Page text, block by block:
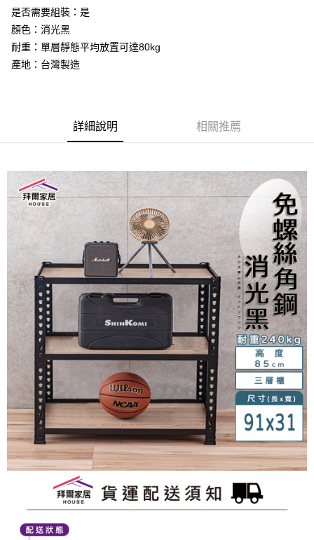
相關說明
【大哥付你分期使用說明】
1.本服務由台灣大哥大提供，台灣大哥大用戶可立即使用無須另外申請。
2.付款方式選擇「大哥付你分期」，訂單成立後會自動跳轉到大哥付的交易
成交易。
法說明評估內容。
【繳款方式說明】
1.分期款項不併入電信帳單，「大哥付你分期」於每月結算日後寄送繳費提
2.透過簡訊連結打開帳單後，可選擇「超商條碼／台灣大直營門市／銀行轉
帳／街口支付／iPASS MONEY」等通路繳費。
【注意事項】
1.本服務係由「台灣大哥大股份有限公司」（以下簡稱本公司）所提供，讓
用戶於交易時，得透過本服務購買商品或服務，並由商店將買賣／分期付款
買賣價金債權讓與本公司後，依約使用本公司帳單繳交帳款。
2.基於同意付款使用「大哥付你分期」之契約關係目的，商店將以您的個人
資料（包含姓名、電話或地址）提供予台灣大哥大進項蒐集、處理及利用，
由本公司與您本人進行分期帳單所需資料之確認、核對及更正。
3.完整用戶服務條款，請詳閱以下連結：https://oppay.tw/userRule
AFTEE先享後付
相關說明
【關於「AFTEE先享後付」】
３．安心：先確認商品／服務後，再付款。
結帳頁面，進行簡訊認證並確認金額後，即可完成結帳。
２．訂單成立數日內，您將收到繳費通知簡訊。
３．收到繳費通知簡訊後14天內，點擊此簡訊中的連結，可透過四大超商／
ATM／網路銀行／等多元方式進行付款，方視為交易完成。
※ 請注意：結帳手續完成當下不需立刻繳費，但若您需要取消訂單，請聯絡
購買商品的店家。未經商家同意取消之訂單仍視為有效，需透過AFTEE先享
後付繳納相關費用。
※ 交易是否成功請以「AFTEE先享後付 」之結帳頁面顯示為準，若有關於
是否繳費成功／繳費後需取消欲退款等相關疑問，請聯繫「AFTEE先享後付
客戶支援中心」
https://netprotections.freshdesk.com/support/home
【注意事項】
１．透過由恩沛科技股份有限公司提供之「AFTEE先享後付」服務完成之交
易，需依本服務之必要範圍內提供個人資料，並將交易相關給付款項請求債
權轉讓予恩沛科技股份有限公司。
２．關於個人資料處理事宜，請瀏覽以下網址：
https://aftee.tw/terms/#terms3
３．未成年的使用者請事先徵得法定代理人或監護人之同意方可使用
「AFTEE先享後付」，若未經同意申辦者引起之損失，本公司不負相關責
任。
４．使用「AFTEE先享後付」時，將依據個別帳號之用戶狀況，依本公司即
時審查核予不同之上限額度；若仍有額度不足之情形，本公司將視審查結果
請求用戶進行身份認證。
５．嚴禁一人註冊多個帳號或使用他人資訊註冊。若發現惡意使用之情形，
恩沛科技股份有限公司將有權停止該用戶之使用額度並採取法律行動。
ATM付款
是否需要組裝：是
顏色：消光黑
耐重：單層靜態平均放置可達80kg
產地：台灣製造
詳細說明 相關推薦